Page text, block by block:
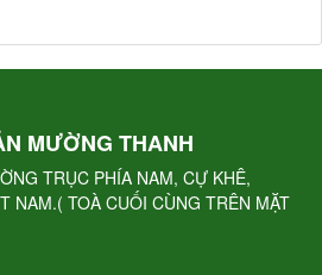
MƯỜNG THANH
TRỤC PHÍA NAM, CỰ KHÊ,
NAM.( TOÀ CUỐI CÙNG TRÊN MẶT